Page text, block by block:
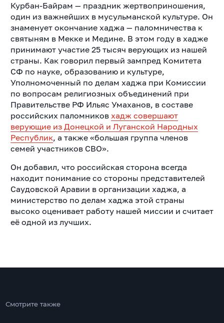
Курбан-Байрам — праздник жертвоприношения,
один из важнейших в мусульманской культуре. Он
знаменует окончание хаджа — паломничества к
святыням в Мекке и Медине. В этом году в хадже
принимают участие 25 тысяч верующих из нашей
страны. Как говорил первый зампред Комитета
СФ по науке, образованию и культуре,
Уполномоченный по делам хаджа при Комиссии
по вопросам религиозных объединений при
Правительстве РФ Ильяс Умаханов, в составе
российских паломников хадж совершают
верующие из Донецкой и Луганской Народных
Республик, а также «большая группа членов
семей участников СВО».
Он добавил, что российская сторона всегда
находит понимание со стороны представителей
Саудовской Аравии в организации хаджа, а
министерство по делам хаджа этой страны
высоко оценивает работу нашей миссии и считает
её одной из лучших.
Смотрите также